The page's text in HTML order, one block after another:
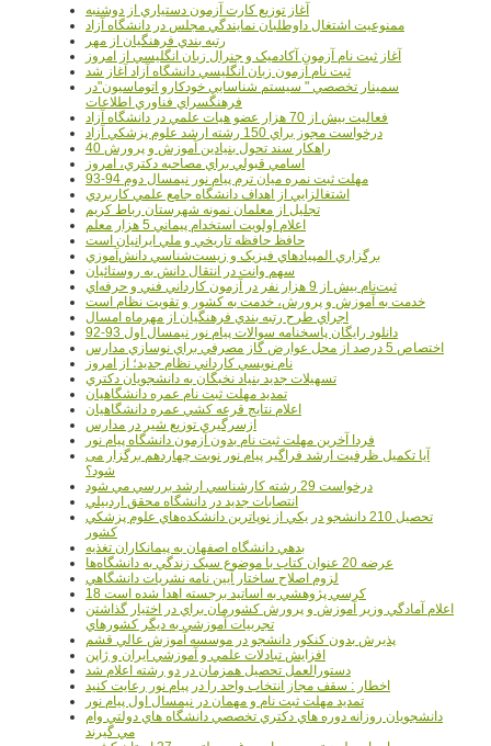
آغاز توزيع کارت آزمون دستياري از دوشنبه
ممنوعيت اشتغال داوطلبان نمايندگي مجلس در دانشگاه آزاد
رتبه بندي فرهنگيان از مهر
آغاز ثبت نام آزمون آکادميک و جنرال زبان انگليسي از امروز
ثبت نام آزمون زبان انگليسي دانشگاه آزاد آغاز شد
سمينار تخصصي " سيستم شناسايي خودکارو اتوماسيون"در
فرهنگسراي فناوري اطلاعات
فعاليت بيش از 70 هزار عضو هيات علمي در دانشگاه آزاد
درخواست مجوز براي 150 رشته ارشد علوم پزشکي آزاد
40 راهکار سند تحول بنيادين آموزش و پرورش
اسامي قبولي براي مصاحبه دکتري، امروز
مهلت ثبت نمره میان ترم پیام نور نیمسال دوم 94-93
اشتغالزايي از اهداف دانشگاه جامع علمي کاربردي
تجليل از معلمان نمونه شهرستان رباط کريم
اعلام اولويت استخدام پيماني 5 هزار معلم
حافظ حافظه تاريخي و ملي ايرانيان است
برگزاري المپيادهاي فيزيک و زيست‌شناسي دانش‌آموزي
سهم وانت در انتقال دانش به روستائيان
ثبت‌نام بيش از 9 هزار نفر در آزمون کارداني فني و حرفه‌اي
خدمت به آموزش و پرورش، خدمت به کشور و تقويت نظام است
اجراي طرح رتبه بندي فرهنگيان از مهرماه امسال
دانلود رایگان پاسخنامه سوالات پیام نور نیمسال اول 93-92
اختصاص 5 درصد از محل عوارض گاز مصرفي براي نوسازي مدارس
نام نويسي کارداني نظام جديد؛ از امروز
تسهيلات جديد بنياد نخبگان به دانشجويان دکتري
تمديد مهلت ثبت نام عمره دانشگاهيان
اعلام نتايج قرعه کشي عمره دانشگاهيان
ازسرگيري توزيع شير در مدارس
فردا آخرین مهلت ثبت نام بدون آزمون دانشگاه پیام نور
آیا تکمیل ظرفیت ارشد فراگیر پیام نور نوبت چهاردهم برگزار می
شود؟
درخواست 29 رشته کارشناسي ارشد بررسي مي شود
انتصابات جديد در دانشگاه محقق اردبيلي
تحصيل 210 دانشجو در يکي از نوپاترين دانشکده‌هاي علوم پزشکي
کشور
بدهي دانشگاه اصفهان به پيمانکاران تغذيه
عرضه 20 عنوان کتاب با موضوع سبک زندگي به دانشگاه‌ها
لزوم اصلاح ساختار آيين نامه نشريات دانشگاهي
18 کرسي پژوهشي به اساتيد برجسته اهدا شده است
اعلام آمادگي وزير آموزش و پرورش کشورمان براي در اختيار گذاشتن
تجربيات آموزشي به ديگر کشورهاي
پذيرش بدون کنکور دانشجو در موسسه آموزش عالي قشم
افزايش تبادلات علمي و آموزشي ايران و ژاپن
دستورالعمل تحصیل همزمان در دو رشته اعلام شد
اخطار : سقف مجاز انتخاب واحد را در پیام نور رعایت کنید
تمدید مهلت ثبت نام و مهمان در نیمسال اول پیام نور
دانشجويان روزانه دوره هاي دكتري تخصصي دانشگاه هاي دولتي وام
مي گيرند